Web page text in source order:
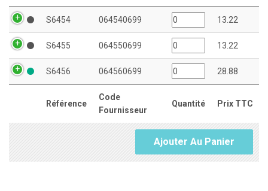
Référence
Code
Fournisseur
Quantité Prix TTC
S6454 064540699 13.22
S6455 064550699 13.22
S6456 064560699 28.88
Ajouter Au Panier